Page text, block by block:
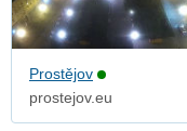
Prostějov
prostejov.eu